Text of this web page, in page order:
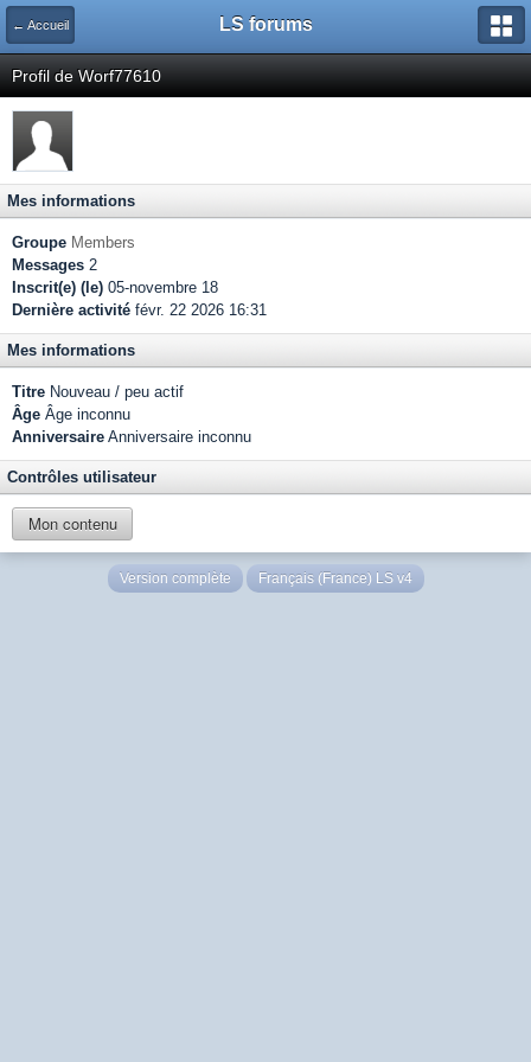
← Accueil LS forums
Profil de Worf77610
Mes informations
Groupe Members
Messages 2
Inscrit(e) (le) 05-novembre 18
Dernière activité févr. 22 2026 16:31
Mes informations
Titre Nouveau / peu actif
Âge Âge inconnu
Anniversaire Anniversaire inconnu
Contrôles utilisateur
Mon contenu
Version complète Français (France) LS v4